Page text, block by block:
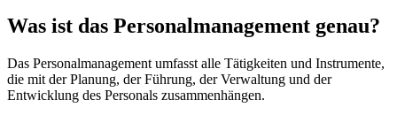
Was ist das Personalmanagement genau?
Das Personalmanagement umfasst alle Tätigkeiten und Instrumente,
die mit der Planung, der Führung, der Verwaltung und der
Entwicklung des Personals zusammenhängen.